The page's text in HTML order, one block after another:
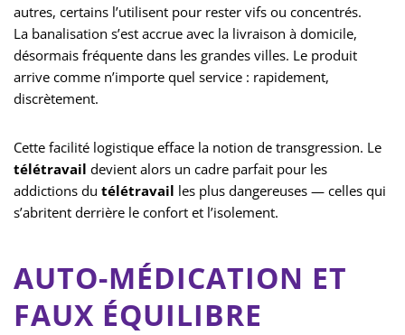
autres, certains l’utilisent pour rester vifs ou concentrés.
La banalisation s’est accrue avec la livraison à domicile,
désormais fréquente dans les grandes villes. Le produit
arrive comme n’importe quel service : rapidement,
discrètement.
Cette facilité logistique efface la notion de transgression. Le
télétravail devient alors un cadre parfait pour les
addictions du télétravail les plus dangereuses — celles qui
s’abritent derrière le confort et l’isolement.
AUTO-MÉDICATION ET
FAUX ÉQUILIBRE